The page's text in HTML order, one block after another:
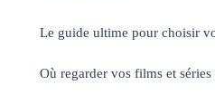
Le guide ultime pour choisir
Où regarder vos films et